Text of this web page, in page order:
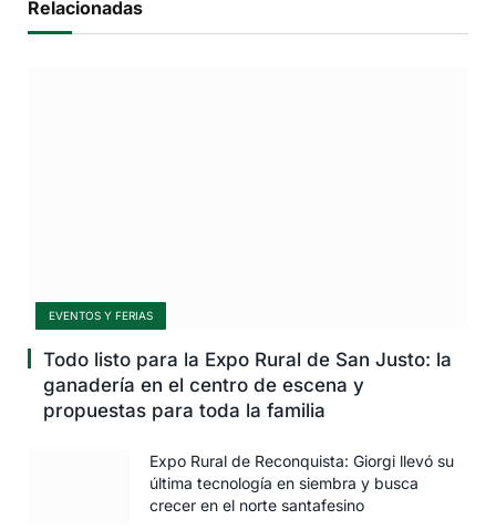
Relacionadas
EVENTOS Y FERIAS
Todo listo para la Expo Rural de San Justo: la
ganadería en el centro de escena y
propuestas para toda la familia
Expo Rural de Reconquista: Giorgi llevó su
última tecnología en siembra y busca
crecer en el norte santafesino